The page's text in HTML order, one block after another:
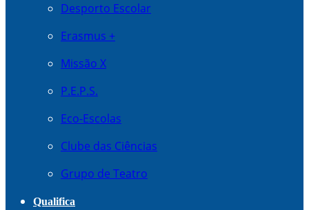
Desporto Escolar
Erasmus +
Missão X
P.E.P.S.
Eco-Escolas
Clube das Ciências
Grupo de Teatro
Qualifica